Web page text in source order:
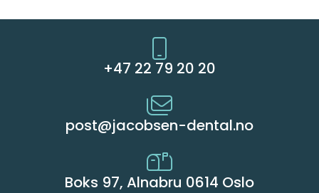
+47 22 79 20 20
post@jacobsen-dental.no
Boks 97, Alnabru 0614 Oslo